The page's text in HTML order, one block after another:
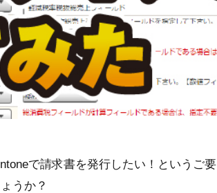
で請求書を発行したい！というご要
うか？